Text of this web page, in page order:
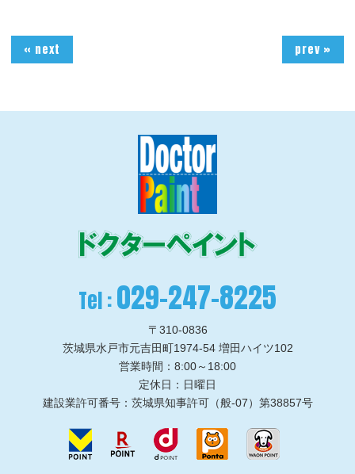
« next prev »
Tel :029-247-8225
〒310-0836
茨城県水戸市元吉田町1974-54 増田ハイツ102
営業時間：8:00～18:00
定休日：日曜日
建設業許可番号：茨城県知事許可（般-07）第38857号